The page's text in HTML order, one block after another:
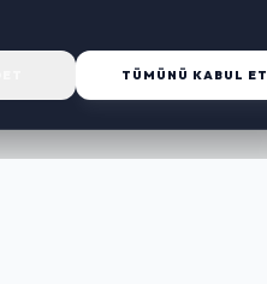
TÜMÜNÜ KABUL ET